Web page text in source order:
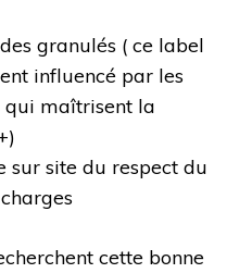
granulés ( ce label
influencé par les
qui maîtrisent la
sur site du respect du
cette bonne